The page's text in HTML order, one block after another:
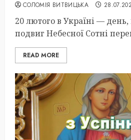
СОЛОМІЯ ВИТВИЦЬКА
20 лютого в Україні —
подвиг Небесної Сотні
READ MORE